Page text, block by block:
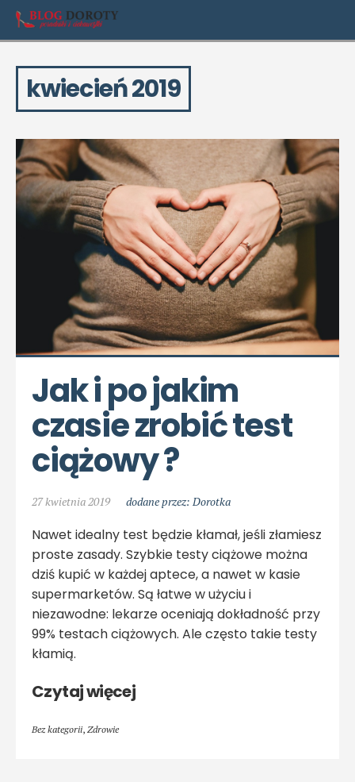
kwiecień 2019
Jak i po jakim
czasie zrobić test
ciążowy ?
27 kwietnia 2019 dodane przez: Dorotka
Nawet idealny test będzie kłamał, jeśli złamiesz
proste zasady. Szybkie testy ciążowe można
dziś kupić w każdej aptece, a nawet w kasie
supermarketów. Są łatwe w użyciu i
niezawodne: lekarze oceniają dokładność przy
99% testach ciążowych. Ale często takie testy
kłamią.
Czytaj więcej
Bez kategorii, Zdrowie